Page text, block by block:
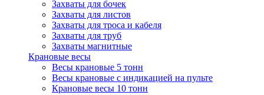
Захваты для бочек
Захваты для листов
Захваты для троса и кабеля
Захваты для труб
Захваты магнитные
Крановые весы
Весы крановые 5 тонн
Весы крановые с индикацией на пульте
Крановые весы 10 тонн